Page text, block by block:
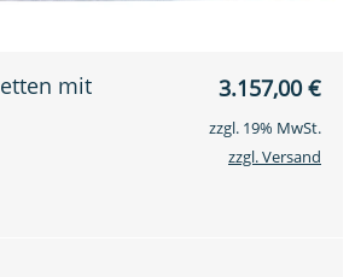
3.157,00€
mit
zzgl. 19% MwSt.
zzgl. Versand